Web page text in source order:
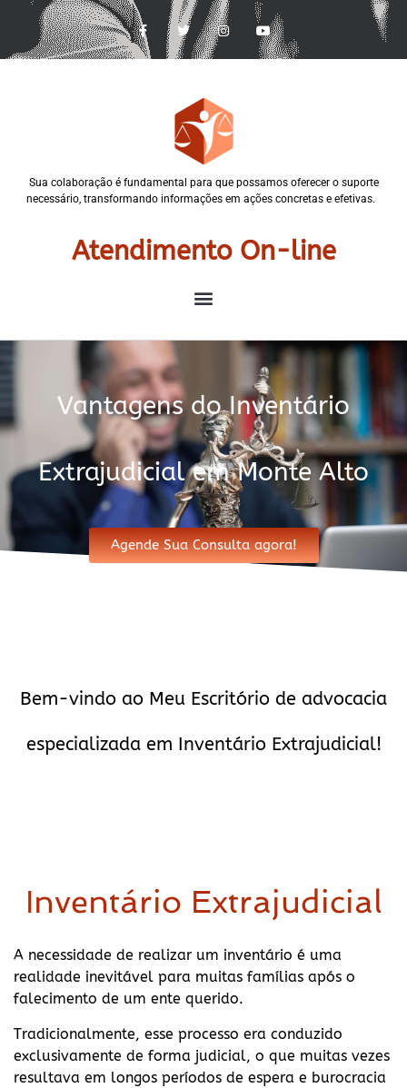
Sua colaboração é fundamental para que possamos oferecer o suporte
necessário, transformando informações em ações concretas e efetivas.
Atendimento On-line
Vantagens do Inventário
Extrajudicial em Monte Alto
Agende Sua Consulta agora!
Bem-vindo ao Meu Escritório de advocacia
especializada em Inventário Extrajudicial!
Inventário Extrajudicial
A necessidade de realizar um inventário é uma
realidade inevitável para muitas famílias após o
falecimento de um ente querido.
Tradicionalmente, esse processo era conduzido
exclusivamente de forma judicial, o que muitas vezes
resultava em longos períodos de espera e burocracia